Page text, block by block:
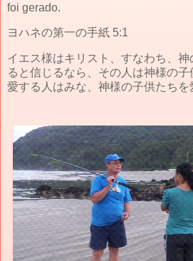
foi gerado.
ヨハネの第一の手紙 5:1
イエス様はキリスト、すなわち、
ると信じるなら、その人は神様の
愛する人はみな、神様の子供たち